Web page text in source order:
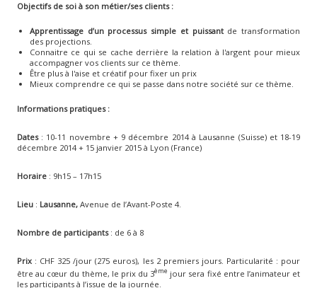
Objectifs de soi à son métier/ses clients:
Apprentissage d’un processus simple et puissantde transformation
des projections.
Connaitre ce qui se cache derrière la relation à l'argent pour mieux
accompagner vos clients sur ce thème.
Être plus à l'aise et créatif pour fixer un prix
Mieux comprendre ce qui se passe dans notre société sur ce thème.
Informations pratiques:
Dates: 10-11 novembre + 9 décembre 2014 à Lausanne (Suisse) et 18-19
décembre 2014 + 15 janvier 2015 à Lyon (France)
Horaire: 9h15 – 17h15
Lieu: Lausanne, Avenue de l’Avant-Poste 4.
Nombre de participants: de 6 à 8
Prix : CHF 325 /jour (275 euros), les 2 premiers jours. Particularité : pour
être au cœur du thème, le prix du 3ème jour sera fixé entre l’animateur et
les participants à l’issue de la journée.